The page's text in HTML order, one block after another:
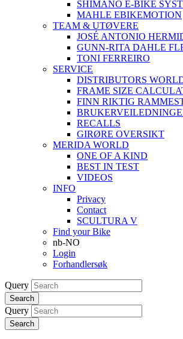
SHIMANO E-BIKE
MAHLE EBIKEMOTION
TEAM & UTØVERE
JOSÉ ANTONIO
GUNN-RITA DAHLE
TONI FERREIRO
SERVICE
DISTRIBUTORS
FRAME SIZE
FINN RIKTIG
RECALLS
GIRØRE OVERSIKT
MERIDA WORLD
ONE OF A KIND
BEST IN TEST
VIDEOS
INFO
Privacy
Contact
SCULTURA V
Find your Bike
nb-NO
Login
Forhandlersøk
Query
Search
Query
Search